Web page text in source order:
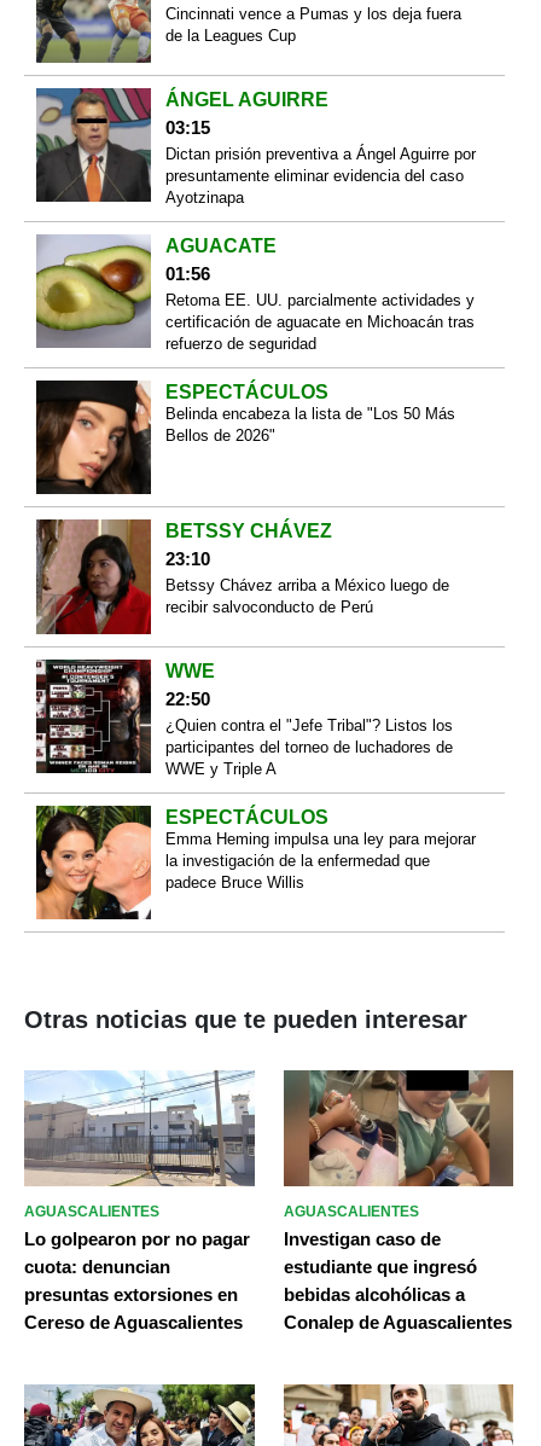
Cincinnati vence a Pumas y los deja fuera
de la Leagues Cup
ÁNGEL AGUIRRE
03:15
Dictan prisión preventiva a Ángel Aguirre por
presuntamente eliminar evidencia del caso
Ayotzinapa
AGUACATE
01:56
Retoma EE. UU. parcialmente actividades y
certificación de aguacate en Michoacán tras
refuerzo de seguridad
ESPECTÁCULOS
Belinda encabeza la lista de "Los 50 Más
Bellos de 2026"
BETSSY CHÁVEZ
23:10
Betssy Chávez arriba a México luego de
recibir salvoconducto de Perú
WWE
22:50
¿Quien contra el "Jefe Tribal"? Listos los
participantes del torneo de luchadores de
WWE y Triple A
ESPECTÁCULOS
Emma Heming impulsa una ley para mejorar
la investigación de la enfermedad que
padece Bruce Willis
Otras noticias que te pueden interesar
AGUASCALIENTES
Lo golpearon por no pagar
cuota: denuncian
presuntas extorsiones en
Cereso de Aguascalientes
AGUASCALIENTES
Investigan caso de
estudiante que ingresó
bebidas alcohólicas a
Conalep de Aguascalientes